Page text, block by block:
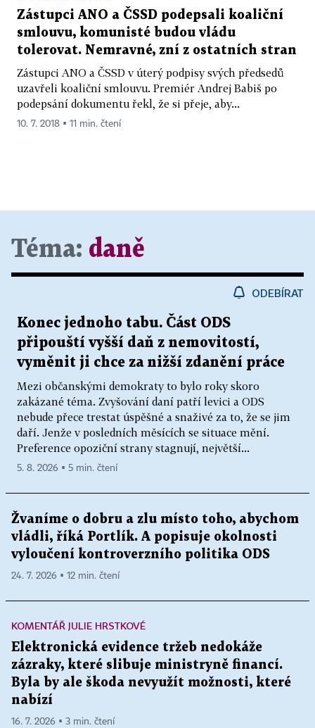
Zástupci ANO a ČSSD podepsali koaliční
smlouvu, komunisté budou vládu
tolerovat. Nemravné, zní z ostatních stran
Zástupci ANO a ČSSD v úterý podpisy svých předsedů
uzavřeli koaliční smlouvu. Premiér Andrej Babiš po
podepsání dokumentu řekl, že si přeje, aby...
10. 7. 2018 ▪ 11 min. čtení
Téma: daně
ODEBÍRAT
Konec jednoho tabu. Část ODS
připouští vyšší daň z nemovitostí,
vyměnit ji chce za nižší zdanění práce
Mezi občanskými demokraty to bylo roky skoro
zakázané téma. Zvyšování daní patří levici a ODS
nebude přece trestat úspěšné a snaživé za to, že se jim
daří. Jenže v posledních měsících se situace mění.
Preference opoziční strany stagnují, největší...
5. 8. 2026 ▪ 5 min. čtení
Žvaníme o dobru a zlu místo toho, abychom
vládli, říká Portlík. A popisuje okolnosti
vyloučení kontroverzního politika ODS
24. 7. 2026 ▪ 12 min. čtení
KOMENTÁŘ JULIE HRSTKOVÉ
Elektronická evidence tržeb nedokáže
zázraky, které slibuje ministryně financí.
Byla by ale škoda nevyužít možnosti, které
nabízí
16. 7. 2026 ▪ 3 min. čtení